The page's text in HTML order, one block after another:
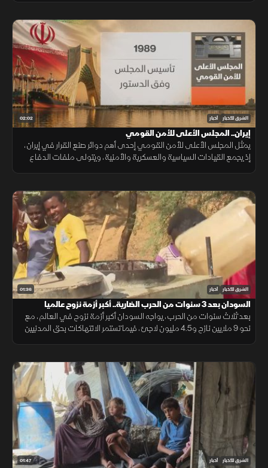
02:02 الشرق للأخبار أخبار
إيران.. المجلس الأعلى للأمن القومي
يمثل المجلس الأعلى للأمن القومي إحدى أهم دوائر صنع القرار في إيران،
إذ يجمع القيادات السياسية والعسكرية والأمنية، ويتولى ملفات الدفاع
01:36 الشرق للأخبار أخبار
السودان بعد 3 سنوات من الحرب الضارية.. أكبر أزمة نزوح عالميا
بعد ثلاث سنوات من الحرب، يواجه السودان أكبر أزمة نزوح في العالم، مع
نحو 9 ملايين نازح و4.5 مليون لاجئ، فيما تستمر الانتهاكات بحق المدنيين
01:47 الشرق للأخبار أخبار